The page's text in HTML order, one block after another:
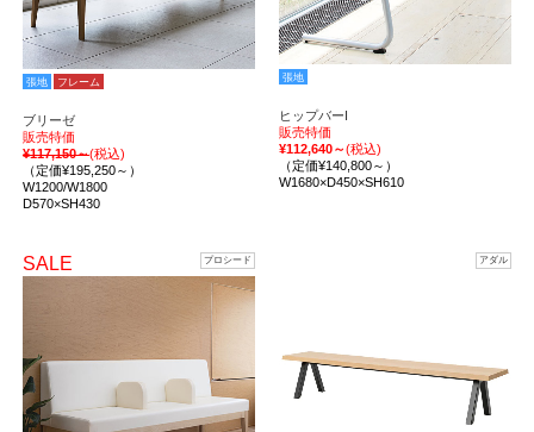
張地 フレーム
ブリーゼ
販売特価
¥117,150～(税込)
（定価¥195,250～）
W1200/W1800
D570×SH430
張地
ヒップバーI
販売特価
¥112,640～(税込)
（定価¥140,800～）
W1680×D450×SH610
SALE プロシード アダル